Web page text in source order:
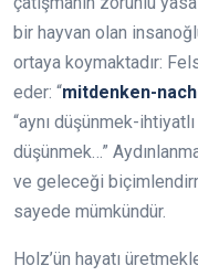
bir hayvan olan
ortaya koymaktadır:
eder: “mitdenken-
“aynı düşünmek-
düşünmek…”
ve geleceği
sayede mümkündür.
Holz’ün hayatı